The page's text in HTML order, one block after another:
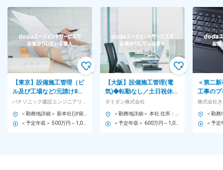
【東京】設備施工管理（ビ
ル及び工場など/元請け8
割）／パナソニックG／年
休123日・残業月30時間
【大阪】設備施工管理(電
気)◆転勤なし／土日祝休み
／東証プライム上場のエン
ジニアリング企業
ダイダン株式会社
＜第二
工事の
プライ
／土日
株式会社